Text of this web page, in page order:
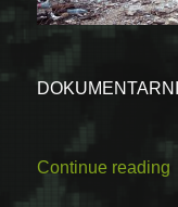
Continue reading